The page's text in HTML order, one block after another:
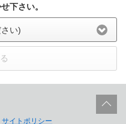
下さい。
い)
サイトポリシー